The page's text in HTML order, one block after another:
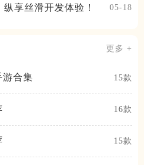
享丝滑开发体验！ 05-18
更多 +
游合集 15款
16款
15款